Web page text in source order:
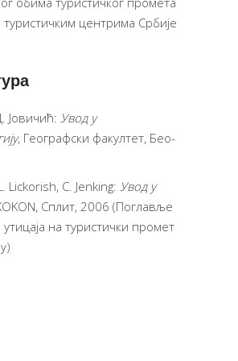
центрима Србије
Јовичић: Увод у
, Географски факултет, Бе­о­
Lickorish, C. Jenking: Увод у
Сплит, 2006 (Поглавље
на туристички промет